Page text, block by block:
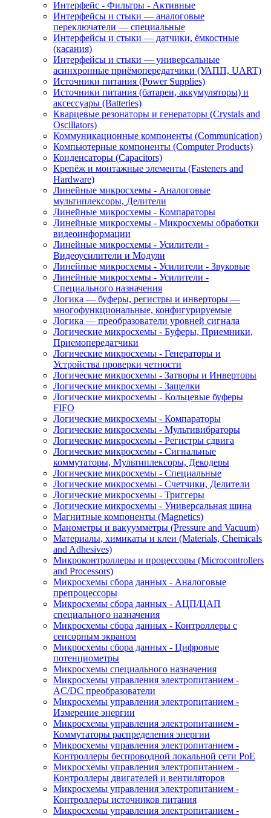
Интерфейс - Фильтры - Активные
Интерфейсы и стыки — аналоговые
переключатели — специальные
Интерфейсы и стыки — датчики, ёмкостные
(касания)
Интерфейсы и стыки — универсальные
асинхронные приёмопередатчики (УАПП, UART)
Источники питания (Power Supplies)
Источники питания (батареи, аккумуляторы) и
аксессуары (Batteries)
Кварцевые резонаторы и генераторы (Crystals and
Oscillators)
Коммуникационные компоненты (Communication)
Компьютерные компоненты (Computer Products)
Конденсаторы (Capacitors)
Крепёж и монтажные элементы (Fasteners and
Hardware)
Линейные микросхемы - Аналоговые
мультиплексоры, Делители
Линейные микросхемы - Компараторы
Линейные микросхемы - Микросхемы обработки
видеоинформации
Линейные микросхемы - Усилители -
Видеоусилители и Модули
Линейные микросхемы - Усилители - Звуковые
Линейные микросхемы - Усилители -
Специального назначения
Логика — буферы, регистры и инверторы —
многофункциональные, конфигурируемые
Логика — преобразователи уровней сигнала
Логические микросхемы - Буферы, Приемники,
Приемопередатчики
Логические микросхемы - Генераторы и
Устройства проверки четности
Логические микросхемы - Затворы и Инверторы
Логические микросхемы - Защелки
Логические микросхемы - Кольцевые буферы
FIFO
Логические микросхемы - Компараторы
Логические микросхемы - Мультивибраторы
Логические микросхемы - Регистры сдвига
Логические микросхемы - Сигнальные
коммутаторы, Мультиплексоры, Декодеры
Логические микросхемы - Специальные
Логические микросхемы - Счетчики, Делители
Логические микросхемы - Триггеры
Логические микросхемы - Универсальная шина
Магнитные компоненты (Magnetics)
Манометры и вакуумметры (Pressure and Vacuum)
Материалы, химикаты и клеи (Materials, Chemicals
and Adhesives)
Микроконтроллеры и процессоры (Microcontrollers
and Processors)
Микросхемы сбора данных - Аналоговые
препроцессоры
Микросхемы сбора данных - АЦП/ЦАП
специального назначения
Микросхемы сбора данных - Контроллеры с
сенсорным экраном
Микросхемы сбора данных - Цифровые
потенциометры
Микросхемы специального назначения
Микросхемы управления электропитанием -
AC/DC преобразователи
Микросхемы управления электропитанием -
Измерение энергии
Микросхемы управления электропитанием -
Коммутаторы распределения энергии
Микросхемы управления электропитанием -
Контроллеры беспроводной локальной сети PoE
Микросхемы управления электропитанием -
Контроллеры двигателей и вентиляторов
Микросхемы управления электропитанием -
Контроллеры источников питания
Микросхемы управления электропитанием -